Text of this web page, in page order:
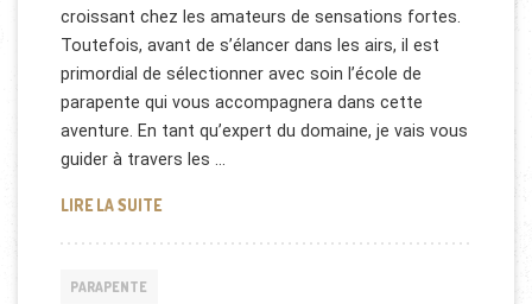
croissant chez les amateurs de sensations fortes.
Toutefois, avant de s’élancer dans les airs, il est
primordial de sélectionner avec soin l’école de
parapente qui vous accompagnera dans cette
aventure. En tant qu’expert du domaine, je vais vous
guider à travers les …
LIRE LA SUITECOMMENT CHOISIR VOTRE ÉCOLE DE PARAPENTE
PARAPENTE